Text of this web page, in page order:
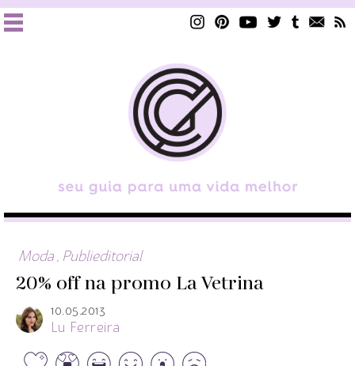
Moda Publieditorial
20% off na promo La Vetrina
10.05.2013
Lu Ferreira